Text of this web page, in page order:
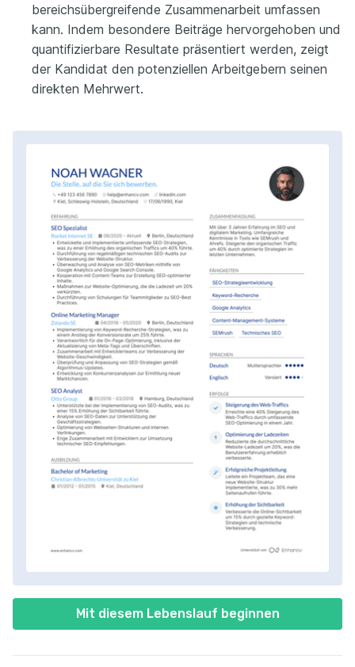
Mit diesem Lebenslauf beginnen
bereichsübergreifende Zusammenarbeit umfassen
kann. Indem besondere Beiträge hervorgehoben und
quantifizierbare Resultate präsentiert werden, zeigt
der Kandidat den potenziellen Arbeitgebern seinen
direkten Mehrwert.